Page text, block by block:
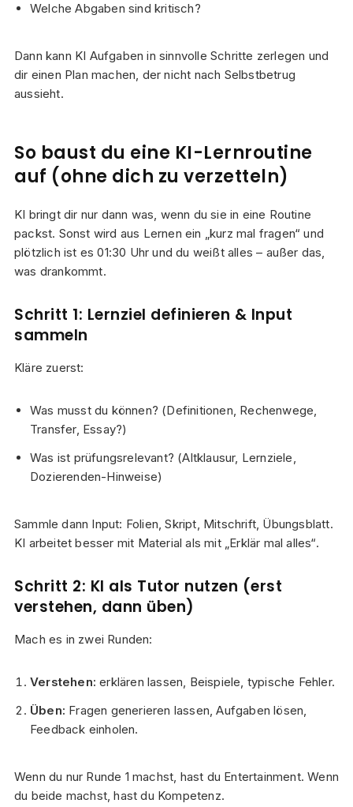
Welche Abgaben sind kritisch?
Dann kann KI Aufgaben in sinnvolle Schritte zerlegen und
dir einen Plan machen, der nicht nach Selbstbetrug
aussieht.
So baust du eine KI-Lernroutine
auf (ohne dich zu verzetteln)
KI bringt dir nur dann was, wenn du sie in eine Routine
packst. Sonst wird aus Lernen ein „kurz mal fragen“ und
plötzlich ist es 01:30 Uhr und du weißt alles – außer das,
was drankommt.
Schritt 1: Lernziel definieren & Input
sammeln
Kläre zuerst:
Was musst du können? (Definitionen, Rechenwege,
Transfer, Essay?)
Was ist prüfungsrelevant? (Altklausur, Lernziele,
Dozierenden-Hinweise)
Sammle dann Input: Folien, Skript, Mitschrift, Übungsblatt.
KI arbeitet besser mit Material als mit „Erklär mal alles“.
Schritt 2: KI als Tutor nutzen (erst
verstehen, dann üben)
Mach es in zwei Runden:
Verstehen: erklären lassen, Beispiele, typische Fehler.
Üben: Fragen generieren lassen, Aufgaben lösen,
Feedback einholen.
Wenn du nur Runde 1 machst, hast du Entertainment. Wenn
du beide machst, hast du Kompetenz.